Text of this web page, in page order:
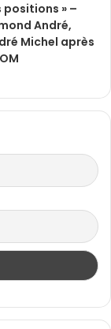
positions » –
André,
Michel après